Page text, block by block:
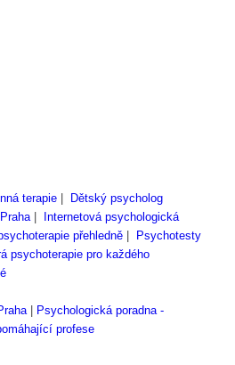
terapie|
Dětský psycholog
|
Internetová psychologická
přehledně|
Psychotesty
psychoterapie pro každého
|
Psychologická poradna -
profese